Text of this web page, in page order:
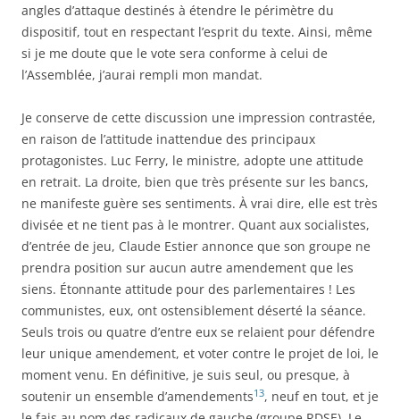
angles d’attaque destinés à étendre le périmètre du
dispositif, tout en respectant l’esprit du texte. Ainsi, même
si je me doute que le vote sera conforme à celui de
l’Assemblée, j’aurai rempli mon mandat.
Je conserve de cette discussion une impression contrastée,
en raison de l’attitude inattendue des principaux
protagonistes. Luc Ferry, le ministre, adopte une attitude
en retrait. La droite, bien que très présente sur les bancs,
ne manifeste guère ses sentiments. À vrai dire, elle est très
divisée et ne tient pas à le montrer. Quant aux socialistes,
d’entrée de jeu, Claude Estier annonce que son groupe ne
prendra position sur aucun autre amendement que les
siens. Étonnante attitude pour des parlementaires ! Les
communistes, eux, ont ostensiblement déserté la séance.
Seuls trois ou quatre d’entre eux se relaient pour défendre
leur unique amendement, et voter contre le projet de loi, le
moment venu. En définitive, je suis seul, ou presque, à
soutenir un ensemble d’amendements13, neuf en tout, et je